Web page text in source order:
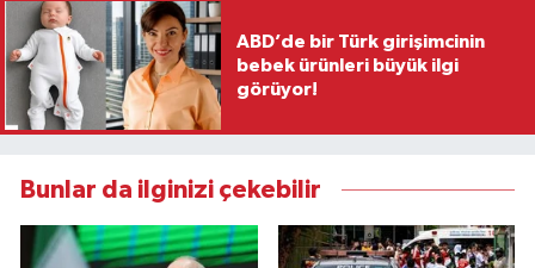
ABD’de bir Türk girişimcinin
bebek ürünleri büyük ilgi
görüyor!
Bunlar da ilginizi çekebilir